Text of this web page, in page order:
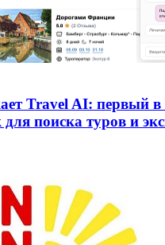
Travel AI: первый в
поиска туров и